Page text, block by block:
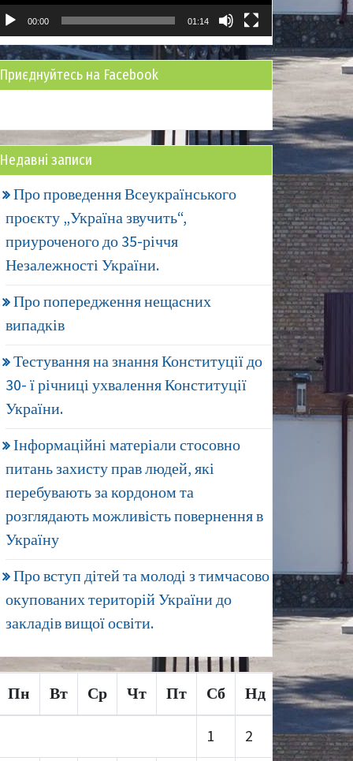
00:00 01:14
Приєднуйтесь на Facebook
Недавні записи
Про проведення Всеукраїнського
проєкту „Україна звучить“,
приуроченого до 35-річчя
Незалежності України.
Про попередження нещасних
випадків
Тестування на знання Конституції до
30- ї річниці ухвалення Конституції
України.
Інформаційні матеріали стосовно
питань захисту прав людей, які
перебувають за кордоном та
розглядають можливість повернення в
Україну
Про вступ дітей та молоді з тимчасово
окупованих територій України до
закладів вищої освіти.
Пн Вт Ср Чт Пт Сб Нд
1 2